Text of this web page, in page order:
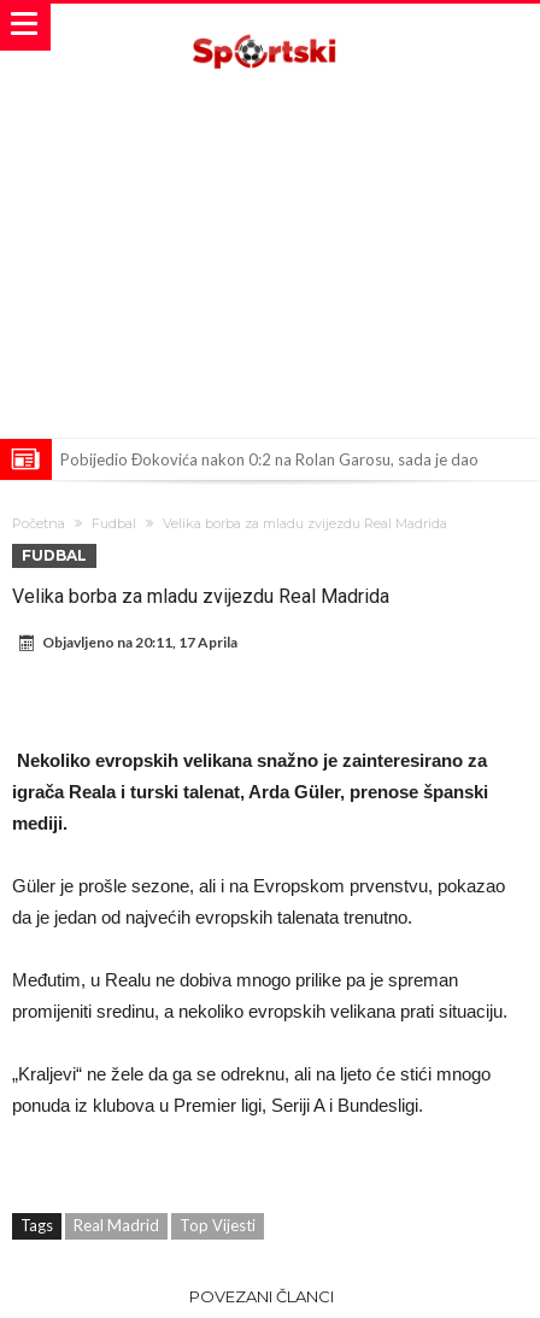
Pobijedio Đokovića nakon 0:2 na Rolan Garosu, sada je dao
daleko”
Koliko traži PSG i koji je Liverpulov “plafon” za Bredlija Barkolu?
zahtijeva pravdu.
Potresne scene na sahrani UFC borca! Red ljudi, muzika i aplauz koji
tjera suze
GROM USMRTIO FUDBALERA: Velika tragedija! Povrijeđeno još 12
Početna Fudbal Velika borba za mladu zvijezdu Real Madrida
FUDBAL
Velika borba za mladu zvijezdu Real Madrida
Objavljeno na20:11, 17 Aprila
Nekoliko evropskih velikana snažno je zainteresirano za
igrača Reala i turski talenat, Arda Güler, prenose španski
mediji.
Güler je prošle sezone, ali i na Evropskom prvenstvu, pokazao
da je jedan od najvećih evropskih talenata trenutno.
Međutim, u Realu ne dobiva mnogo prilike pa je spreman
promijeniti sredinu, a nekoliko evropskih velikana prati situaciju.
„Kraljevi“ ne žele da ga se odreknu, ali na ljeto će stići mnogo
ponuda iz klubova u Premier ligi, Seriji A i Bundesligi.
Tags Real Madrid Top Vijesti
POVEZANI ČLANCI